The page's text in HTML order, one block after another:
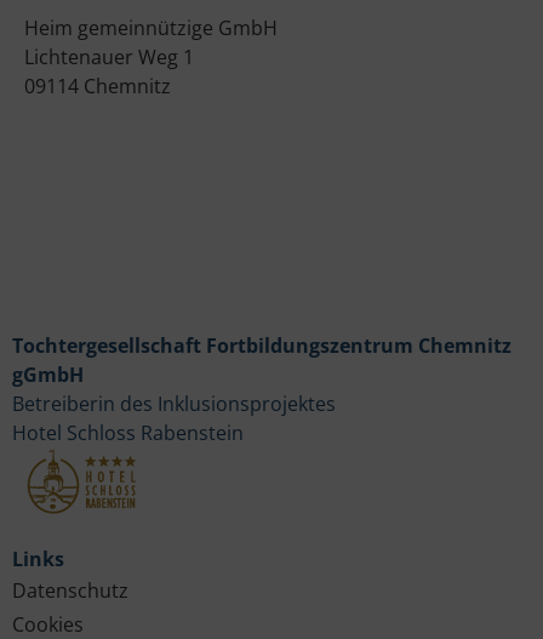
Heim gemeinnützige GmbH
Lichtenauer Weg 1
09114 Chemnitz
Links
Datenschutz
Cookies
Tochtergesellschaft Fortbildungszentrum Chemnitz
gGmbH
Betreiberin des Inklusionsprojektes
Hotel Schloss Rabenstein